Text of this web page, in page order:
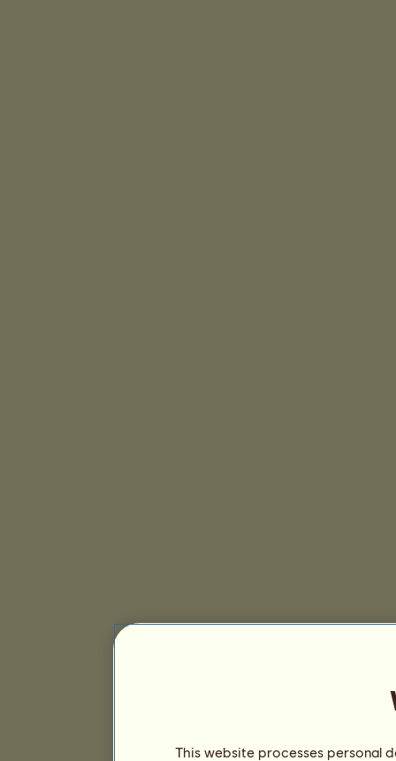
This website processes personal